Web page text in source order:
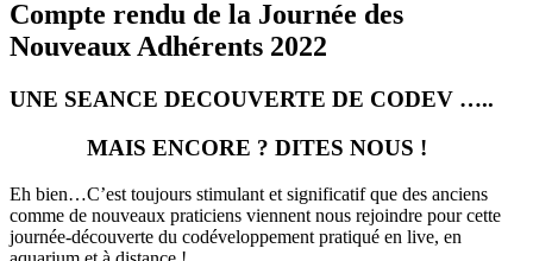
Compte rendu de la Journée des
Nouveaux Adhérents 2022
UNE SEANCE DECOUVERTE DE CODEV …..
MAIS ENCORE ? DITES NOUS !
Eh bien…C’est toujours stimulant et significatif que des anciens
comme de nouveaux praticiens viennent nous rejoindre pour cette
journée-découverte du codéveloppement pratiqué en live, en